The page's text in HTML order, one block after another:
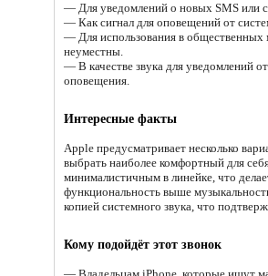
— Для уведомлений о новых SMS или
— Как сигнал для оповещений от
— Для использования в общественных
неуместны.
— В качестве звука для уведомлений
оповещения.
Интересные факты
Apple предусматривает несколько
выбрать наиболее комфортный для
минималистичным в линейке, что
функциональность выше
копией системного звука, что
Кому подойдёт этот звонок